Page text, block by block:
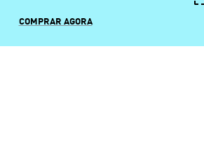
COMPRAR AGORA